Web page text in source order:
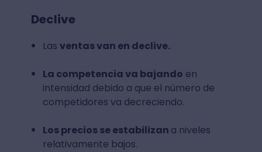
Declive
Las ventas van en declive.
La competencia va bajando en
intensidad debido a que el número de
competidores va decreciendo.
Los precios se estabilizan a niveles
relativamente bajos.